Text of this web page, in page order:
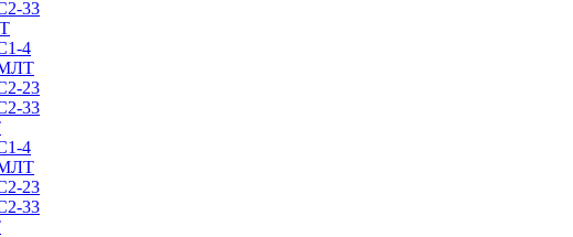
33
4
23
33
4
23
33